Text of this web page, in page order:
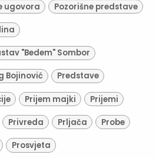
ugovora Pozorišne predstave
"Bedem" Sombor
Bojinović Predstave
Prijem majki Prijemi
Privreda Prljača Probe
Prosvjeta